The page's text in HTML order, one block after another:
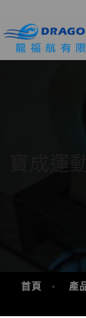
寶成運
首頁 產